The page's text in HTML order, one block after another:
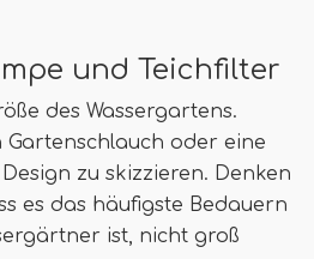
und Teichfilter
des Wassergartens.
Gartenschlauch oder eine
zu skizzieren. Denken
es das häufigste Bedauern
ist, nicht groß